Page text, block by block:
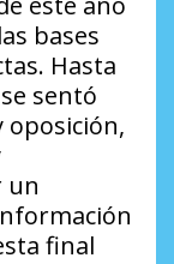
bases
Hasta
sentó
oposición,
un
final